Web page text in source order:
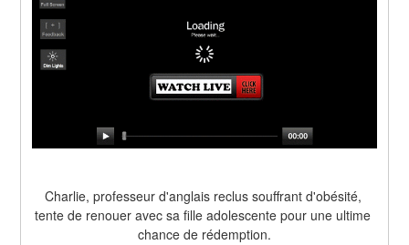
Charlie, professeur d'anglais reclus souffrant d'obésité,
tente de renouer avec sa fille adolescente pour une ultime
chance de rédemption.